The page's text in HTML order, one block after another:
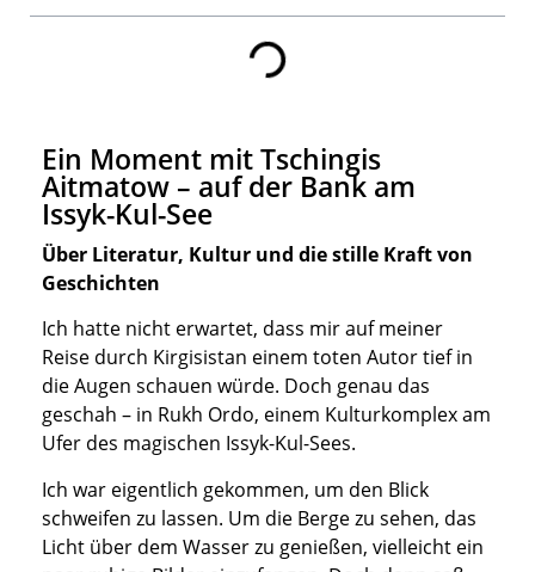
Ein Moment mit Tschingis
Aitmatow – auf der Bank am
Issyk-Kul-See
Über Literatur, Kultur und die stille Kraft von
Geschichten
Ich hatte nicht erwartet, dass mir auf meiner
Reise durch Kirgisistan einem toten Autor tief in
die Augen schauen würde. Doch genau das
geschah – in Rukh Ordo, einem Kulturkomplex am
Ufer des magischen Issyk-Kul-Sees.
Ich war eigentlich gekommen, um den Blick
schweifen zu lassen. Um die Berge zu sehen, das
Licht über dem Wasser zu genießen, vielleicht ein